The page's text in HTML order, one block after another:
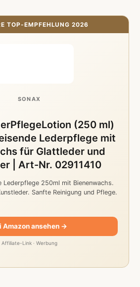
TOP-EMPFEHLUNG 2026
SONAX
(250 ml)
Lederpflege mit
für Glattleder und
| Art-Nr. 02911410
Lederpflege 250ml mit Bienenwachs.
Sanfte Reinigung und Pflege.
Amazon ansehen →
Affiliate-Link · Werbung